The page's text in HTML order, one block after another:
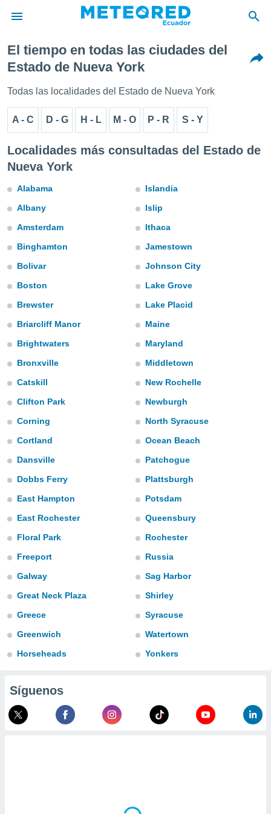
de
ha
por
para
la
calidad.
a este
y
forma
digital
basada
permite
contenido
coste.
botón
la
ya sean
nuestros
en
perfil
más
y
disponible
ACEPTAR
CONFIGURACIÓN
El tiempo en todas las ciudades del
Estado de Nueva York
Todas las localidades del Estado de Nueva York
A - C D - G H - L M - O P - R S - Y
Localidades más consultadas del Estado de
Nueva York
Alabama
Albany
Amsterdam
Binghamton
Bolivar
Boston
Brewster
Briarcliff Manor
Brightwaters
Bronxville
Catskill
Clifton Park
Corning
Cortland
Dansville
Dobbs Ferry
East Hampton
East Rochester
Floral Park
Freeport
Galway
Great Neck Plaza
Greece
Greenwich
Horseheads
Islandia
Islip
Ithaca
Jamestown
Johnson City
Lake Grove
Lake Placid
Maine
Maryland
Middletown
New Rochelle
Newburgh
North Syracuse
Ocean Beach
Patchogue
Plattsburgh
Potsdam
Queensbury
Rochester
Russia
Sag Harbor
Shirley
Syracuse
Watertown
Yonkers
Síguenos